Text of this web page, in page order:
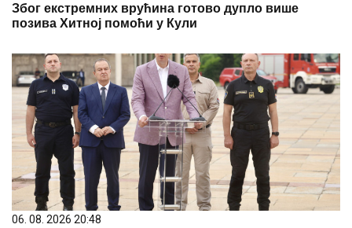
Због екстремних врућина готово дупло више
позива Хитној помоћи у Кули
06. 08. 2026 20:48